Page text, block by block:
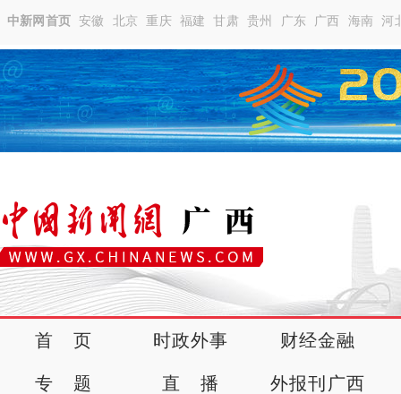
中新网首页 安徽 北京 重庆 福建 甘肃 贵州 广东 广西 海南 河
首 页 时政外事 财经金融
专 题 直 播 外报刊广西